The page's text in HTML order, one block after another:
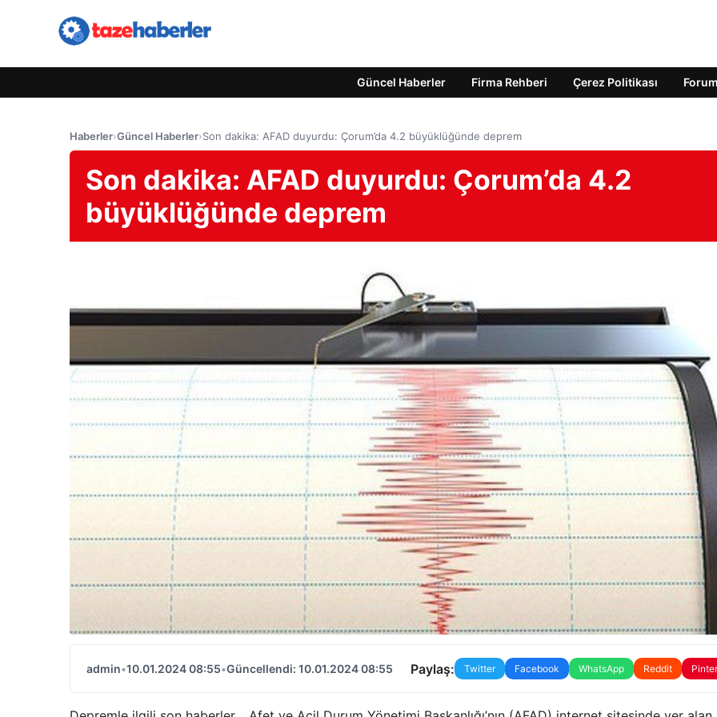
Güncel Haberler Firma Rehberi Çerez Politikası Forum
Haberler›Güncel Haberler›Son dakika: AFAD duyurdu: Çorum’da 4.2 büyüklüğünde deprem
Son dakika: AFAD duyurdu: Çorum’da 4.2
büyüklüğünde deprem
admin•10.01.2024 08:55•Güncellendi: 10.01.2024 08:55 Paylaş: Twitter Facebook WhatsApp Reddit